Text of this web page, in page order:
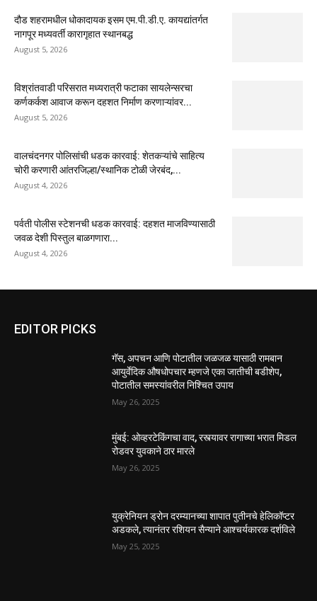
दौड शहरामधील धोकादायक इसम एम.पी.डी.ए. कायद्यांतर्गत
नागपूर मध्यवर्ती कारागृहात स्थानबद्ध
August 5, 2026
विश्रांतवाडी परिसरात मध्यरात्री फटाका सायलेन्सरचा
कर्णकर्कश आवाज करून दहशत निर्माण करणाऱ्यांवर...
August 5, 2026
वालचंदनगर पोलिसांची धडक कारवाई: शेतकऱ्यांचे साहित्य
चोरी करणारी आंतरजिल्हा/स्थानिक टोळी जेरबंद,...
August 4, 2026
पर्वती पोलीस स्टेशनची धडक कारवाई: दहशत माजविण्यासाठी
जवळ देशी पिस्तुल बाळगणारा...
August 4, 2026
EDITOR PICKS
गॅस, अपचन आणि पोटातील जळजळ यासाठी रामबान
आयुर्वेदिक औषधोपचार म्हणजे एका जातीची बडीशेप,
पोटातील समस्यांवरील निश्चित उपाय
May 26, 2025
मुंबई: ओव्हरटेकिंगचा वाद, रस्त्यावर रागाच्या भरात मिडल
रोडवर युवकाने ठार मारले
May 26, 2025
युक्रेनियन ड्रोन दरम्यानच्या शापात पुतीनचे हेलिकॉप्टर
अडकले, त्यानंतर रशियन सैन्याने आश्चर्यकारक दर्शविले
May 25, 2025